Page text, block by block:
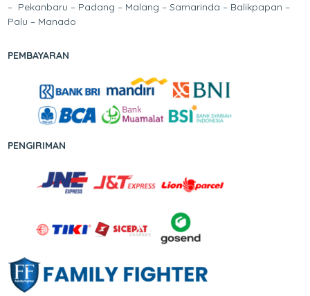
– Pekanbaru – Padang – Malang – Samarinda – Balikpapan –
Palu – Manado
PEMBAYARAN
PENGIRIMAN